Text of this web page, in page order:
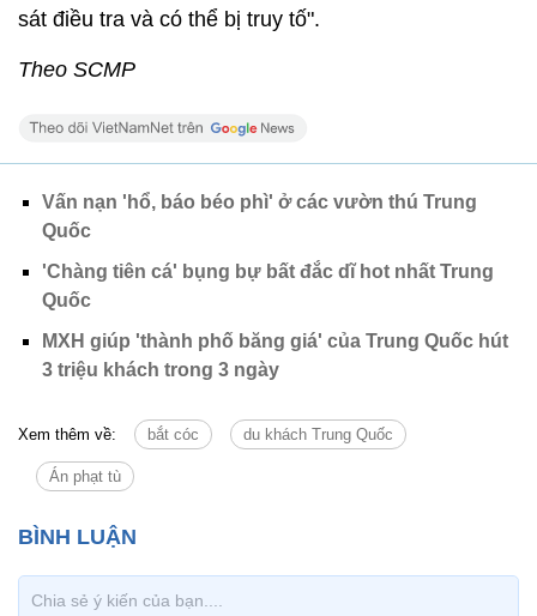
sát điều tra và có thể bị truy tố".
Theo SCMP
Vấn nạn 'hổ, báo béo phì' ở các vườn thú Trung
Quốc
'Chàng tiên cá' bụng bự bất đắc dĩ hot nhất Trung
Quốc
MXH giúp 'thành phố băng giá' của Trung Quốc hút
3 triệu khách trong 3 ngày
Xem thêm về: bắt cóc du khách Trung Quốc
Án phạt tù